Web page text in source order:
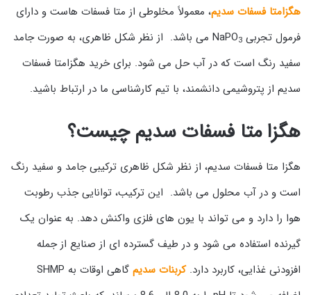
هگزامتا فسفات سدیم، معمولاً مخلوطی از متا فسفات هاست و دارای
فرمول تجربی NaPO 3
می باشد. از نظر شکل ظاهری، به صورت جامد
سفید رنگ است که در آب حل می شود. برای خرید هگزامتا فسفات
سدیم از پتروشیمی دانشمند، با تیم کارشناسی ما در ارتباط باشید.
هگزا متا فسفات سدیم چیست؟
هگزا متا فسفات سدیم، از نظر شکل ظاهری ترکیبی جامد و سفید رنگ
است و در آب محلول می باشد. این ترکیب، توانایی جذب رطوبت
هوا را دارد و می تواند با یون های فلزی واکنش دهد. به عنوان یک
گیرنده استفاده می شود و در طیف گسترده ای از صنایع از جمله
افزودنی غذایی، کاربرد دارد. کربنات سدیم
گاهی اوقات به SHMP